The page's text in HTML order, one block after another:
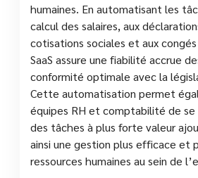
humaines. En automatisant les
calcul des salaires, aux
cotisations sociales et aux
SaaS assure une fiabilité accrue
conformité optimale avec la
Cette automatisation permet
équipes RH et comptabilité de
des tâches à plus forte valeur
ainsi une gestion plus efficace et
ressources humaines au sein de